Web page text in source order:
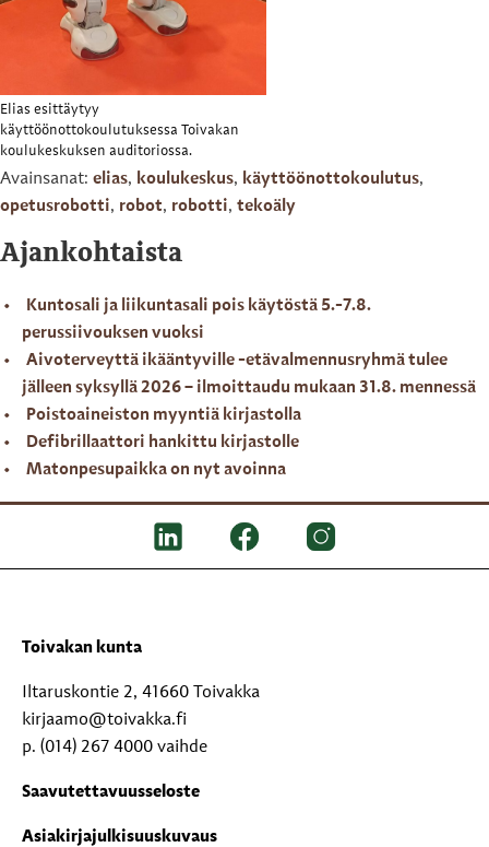
Elias esittäytyy
käyttöönottokoulutuksessa Toivakan
koulukeskuksen auditoriossa.
Avainsanat: elias, koulukeskus, käyttöönottokoulutus,
opetusrobotti, robot, robotti, tekoäly
Ajankohtaista
Kuntosali ja liikuntasali pois käytöstä 5.-7.8.
perussiivouksen vuoksi
Aivoterveyttä ikääntyville -etävalmennusryhmä tulee
jälleen syksyllä 2026 – ilmoittaudu mukaan 31.8. mennessä
Poistoaineiston myyntiä kirjastolla
Defibrillaattori hankittu kirjastolle
Matonpesupaikka on nyt avoinna
Toivakan kunta
Iltaruskontie 2, 41660 Toivakka
kirjaamo@toivakka.fi
p. (014) 267 4000 vaihde
Saavutettavuusseloste
Asiakirjajulkisuuskuvaus